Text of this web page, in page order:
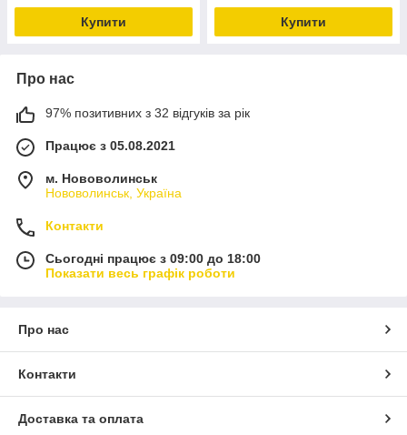
Купити Купити
Про нас
97% позитивних з 32 відгуків за рік
Працює з 05.08.2021
м. Нововолинськ
Нововолинськ, Україна
Контакти
Сьогодні працює з 09:00 до 18:00
Показати весь графік роботи
Про нас
Контакти
Доставка та оплата